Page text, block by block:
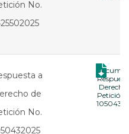
No.
a
de
No.
Derecho
Petición